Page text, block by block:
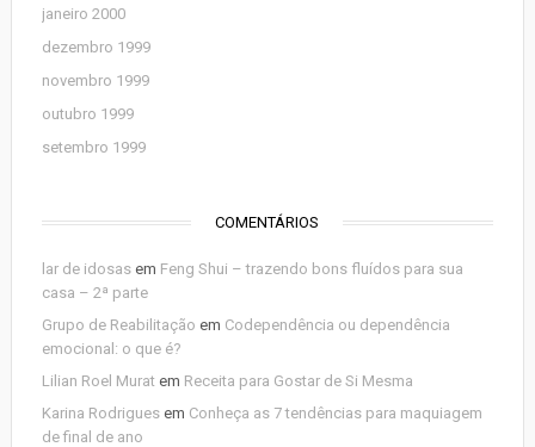
janeiro 2000
dezembro 1999
novembro 1999
outubro 1999
setembro 1999
COMENTÁRIOS
lar de idosasem Feng Shui – trazendo bons fluídos para sua
casa – 2ª parte
Grupo de Reabilitação em Codependência ou dependência
emocional: o que é?
Lilian Roel Muratem Receita para Gostar de Si Mesma
Karina Rodriguesem Conheça as 7 tendências para maquiagem
de final de ano